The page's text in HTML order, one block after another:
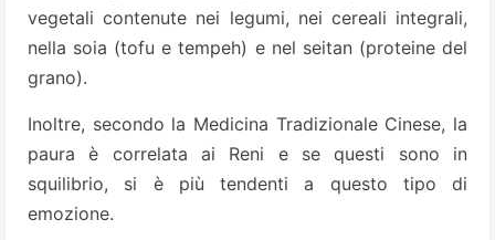
vegetali contenute nei legumi, nei cereali integrali,
nella soia (tofu e tempeh) e nel seitan (proteine del
grano).
Inoltre, secondo la Medicina Tradizionale Cinese, la
paura è correlata ai Reni e se questi sono in
squilibrio, si è più tendenti a questo tipo di
emozione.